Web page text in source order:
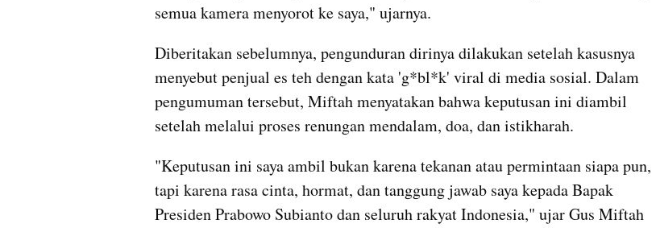
semua kamera menyorot ke saya," ujarnya.
Diberitakan sebelumnya, pengunduran dirinya dilakukan setelah kasusnya
menyebut penjual es teh dengan kata 'g*bl*k' viral di media sosial. Dalam
pengumuman tersebut, Miftah menyatakan bahwa keputusan ini diambil
setelah melalui proses renungan mendalam, doa, dan istikharah.
"Keputusan ini saya ambil bukan karena tekanan atau permintaan siapa pun,
tapi karena rasa cinta, hormat, dan tanggung jawab saya kepada Bapak
Presiden Prabowo Subianto dan seluruh rakyat Indonesia," ujar Gus Miftah